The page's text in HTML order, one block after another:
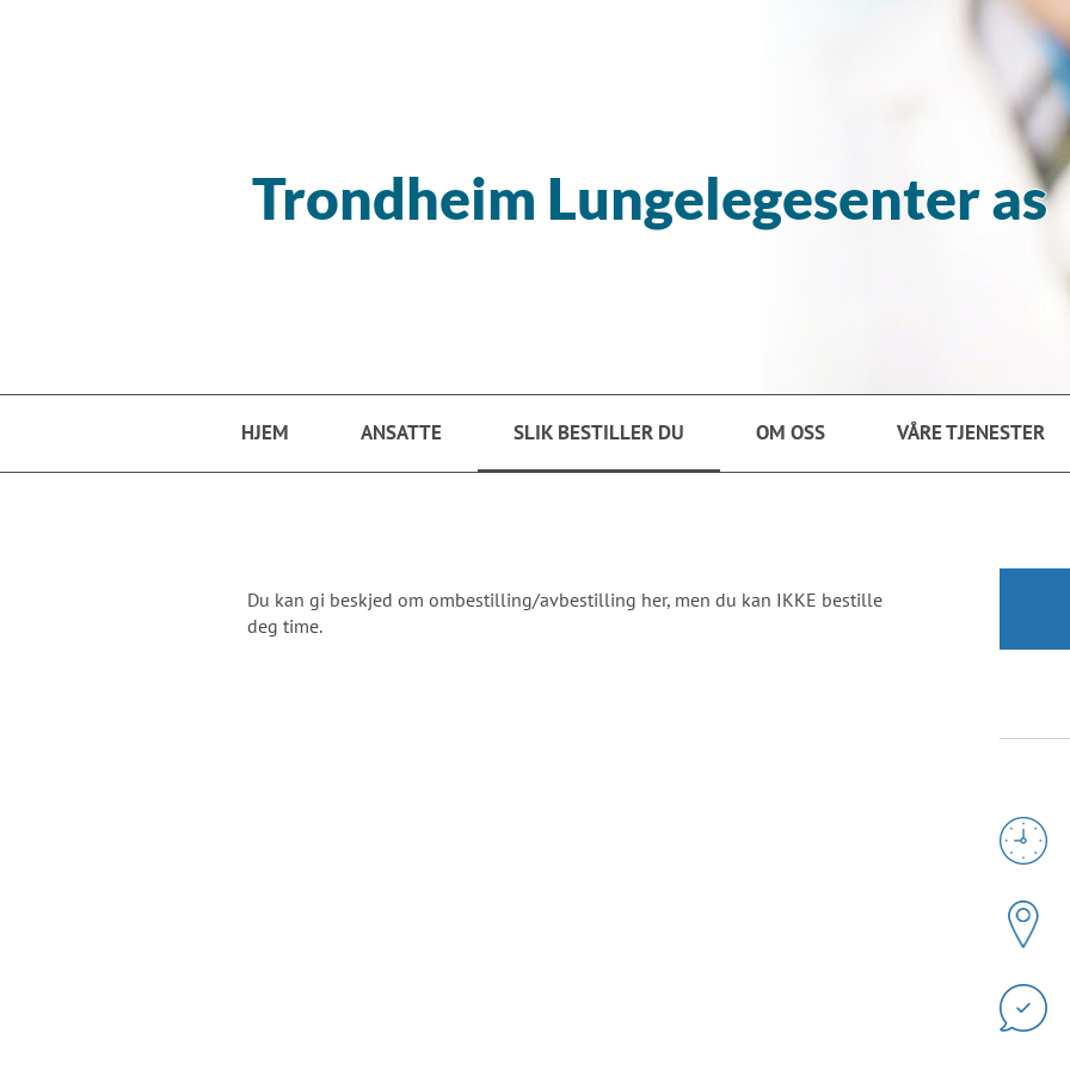
Trondheim Lungelegesenter as
HJEM ANSATTE SLIK BESTILLER DU OM OSS VÅRE TJENESTER
Du kan gi beskjed om ombestilling/avbestilling her, men du kan IKKE bestille
deg time.